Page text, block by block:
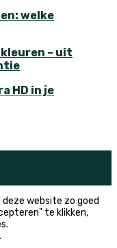
welke
– uit
HD in je
deze website zo goed
te klikken,
.